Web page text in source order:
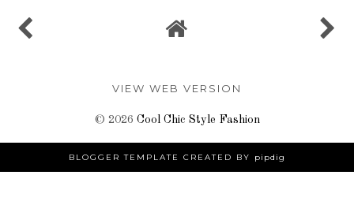
VIEW WEB VERSION
© 2026 Cool Chic Style Fashion
BLOGGER TEMPLATE CREATED BY pipdig